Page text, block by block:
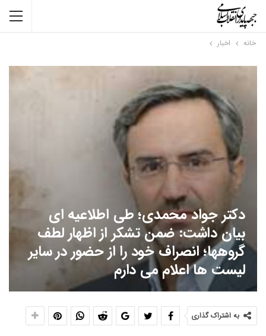
خانه اخبار
دکتر جواد محمدی؛ طی اطلاعیه ای
بیان داشت: ضمن تشکر از اظهار لطف
گروهها؛ انصراف خود را از حضور در سایر
لیست ها اعلام می دارم
به اشتراک گذاری